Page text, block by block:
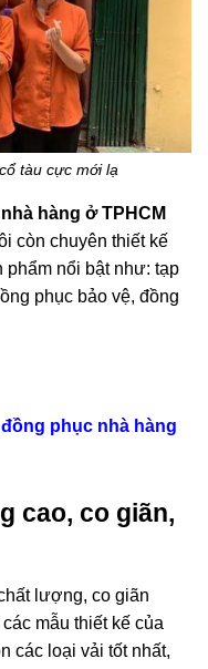
tàu cực mới lạ
hàng ở TPHCM
còn chuyên thiết kế
phẩm nổi bật như: tạp
phục bảo vệ, đồng
phục nhà hàng
cao, co giãn,
lượng, co giãn
mẫu thiết kế của
các loại vải tốt nhất,